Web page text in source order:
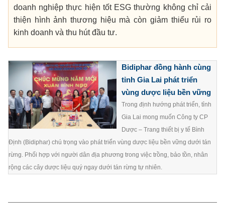
doanh nghiệp thực hiện tốt ESG thường không chỉ cải
thiện hình ảnh thương hiệu mà còn giảm thiểu rủi ro
kinh doanh và thu hút đầu tư.
Bidiphar đồng hành cùng
tỉnh Gia Lai phát triển
vùng dược liệu bền vững
Trong định hướng phát triển, tỉnh
Gia Lai mong muốn Công ty CP
Dược – Trang thiết bị y tế Bình
Định (Bidiphar) chú trọng vào phát triển vùng dược liệu bền vững dưới tán
rừng. Phối hợp với người dân địa phương trong việc trồng, bảo tồn, nhân
rộng các cây dược liệu quý ngay dưới tán rừng tự nhiên.